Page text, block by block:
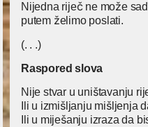
Nijedna riječ ne može
putem želimo poslati.
(. . .)
Raspored slova
Nije stvar u uništavanju
Ili u izmišljanju mišljenja
Ili u miješanju izraza da